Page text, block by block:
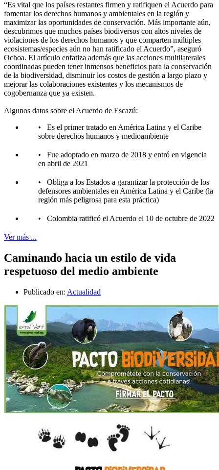
“Es vital que los países restantes firmen y ratifiquen el Acuerdo para
fomentar los derechos humanos y ambientales en la región y
maximizar las oportunidades de conservación. Más importante aún,
descubrimos que muchos países biodiversos con altos niveles de
violaciones de los derechos humanos y que comparten múltiples
ecosistemas/especies aún no han ratificado el Acuerdo”, aseguró
Ochoa. El artículo enfatiza además que las acciones multilaterales
coordinadas pueden tener inmensos beneficios para la conservación
de la biodiversidad, disminuir los costos de gestión a largo plazo y
mejorar las colaboraciones existentes y los mecanismos de
cogobernanza que ya existen.
Algunos datos sobre el Acuerdo de Escazú:
• Es el primer tratado en América Latina y el Caribe
sobre derechos humanos y medioambiente
• Fue adoptado en marzo de 2018 y entró en vigencia
en abril de 2021
• Obliga a los Estados a garantizar la protección de los
defensores ambientales en América Latina y el Caribe (la
región más peligrosa para esta práctica)
• Colombia ratificó el Acuerdo el 10 de octubre de 2022
Ver más ...
Caminando hacia un estilo de vida
respetuoso del medio ambiente
Publicado en: Actualidad